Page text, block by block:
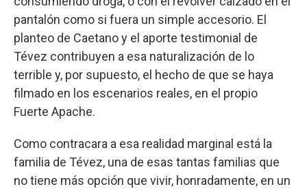
pantalón como si fuera un simple accesorio. El
planteo de Caetano y el aporte testimonial de
Tévez contribuyen a esa naturalización de lo
terrible y, por supuesto, el hecho de que se haya
filmado en los escenarios reales, en el propio
Fuerte Apache.
Como contracara a esa realidad marginal está la
familia de Tévez, una de esas tantas familias que
no tiene más opción que vivir, honradamente, en un